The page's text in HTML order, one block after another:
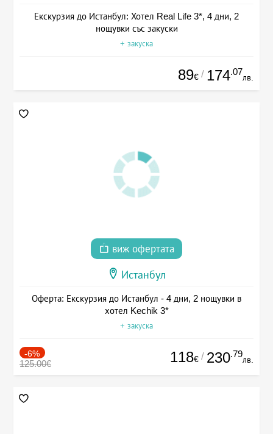
Екскурзия до Истанбул: Хотел Real Life 3*, 4 дни, 2
нощувки със закуски
+ закуска
89€ / 174.07
лв.
виж офертата
Истанбул
Оферта: Екскурзия до Истанбул - 4 дни, 2 нощувки в
хотел Kechik 3*
+ закуска
-6%
125.00€ 118€ / 230.79
лв.